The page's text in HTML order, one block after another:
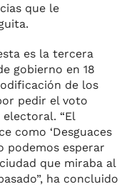
que le
es la tercera
gobierno en 18
de los
pedir el voto
“El
como ‘Desguaces
podemos esperar
que miraba al
ha concluido